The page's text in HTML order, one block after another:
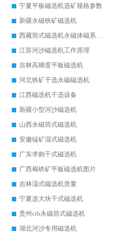
宁夏平板磁选机选矿规格参数
新疆永磁铁矿磁选机
西藏筒式磁选机永磁体磁系设计
江苏河沙磁选机工作原理
吉林高梯度平板磁选机
河北铁矿干选永磁磁选机
江西磁选机干选设备
新疆小型河沙磁选机
山西永磁筒式磁选机
安徽锰矿湿式磁选机
广东求购干式磁选机
广西褐铁矿平板磁选机图片
吉林湿式磁选机质量
宁夏选大块干式磁选机
贵州ctb永磁筒式磁选机
湖北河沙专用磁选机